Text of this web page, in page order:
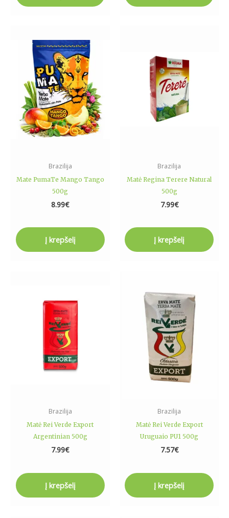
Brazilija
Mate PumaTe Mango Tango
500g
8.99€
Į krepšelį
Brazilija
Matė Regina Terere Natural
500g
7.99€
Į krepšelį
Brazilija
Matė Rei Verde Export
Argentinian 500g
7.99€
Į krepšelį
Brazilija
Matė Rei Verde Export
Uruguaio PU1 500g
7.57€
Į krepšelį